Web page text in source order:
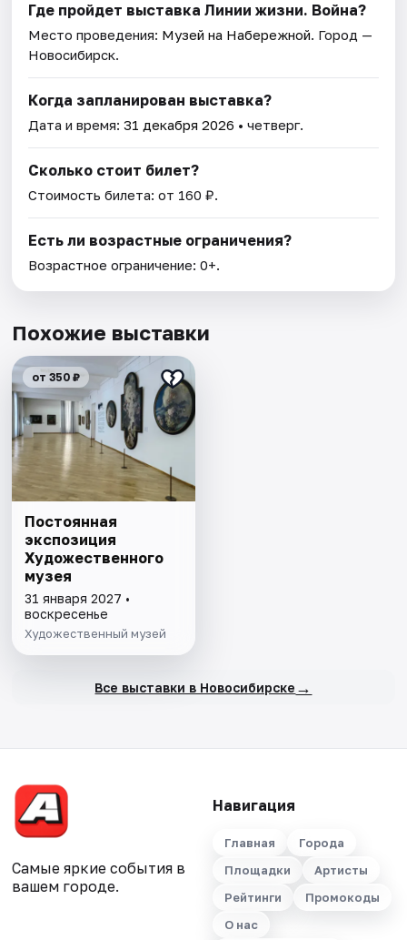
Где пройдет выставка Линии жизни. Война?
Место проведения: Музей на Набережной. Город —
Новосибирск.
Когда запланирован выставка?
Дата и время:31 декабря 2026 • четверг.
Сколько стоит билет?
Стоимость билета: от 160 ₽.
Есть ли возрастные ограничения?
Возрастное ограничение: 0+.
Похожие выставки
от 350 ₽
Постоянная
экспозиция
Художественного
музея
31 января 2027 •
воскресенье
Художественный музей
Все выставки в Новосибирске →
Самые яркие события в
вашем городе.
Навигация
Главная
Города
Площадки
Артисты
Рейтинги
Промокоды
О нас